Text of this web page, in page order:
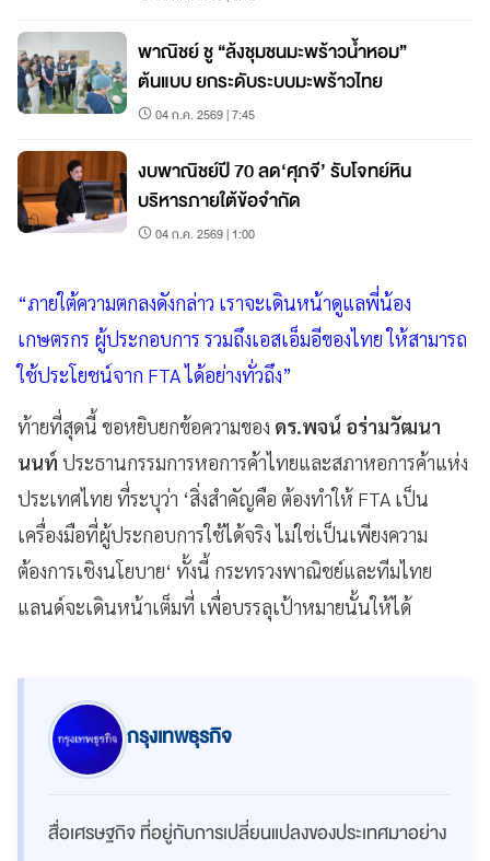
พาณิชย์ ชู “ล้งชุมชนมะพร้าวน้ำหอม”
ต้นแบบ ยกระดับระบบมะพร้าวไทย
04 ก.ค. 2569 | 7:45
งบพาณิชย์ปี 70 ลด‘ศุภจี’ รับโจทย์หิน
บริหารภายใต้ข้อจำกัด
04 ก.ค. 2569 | 1:00
“ภายใต้ความตกลงดังกล่าว เราจะเดินหน้าดูแลพี่น้อง
เกษตรกร ผู้ประกอบการ รวมถึงเอสเอ็มอีของไทย ให้สามารถ
ใช้ประโยชน์จาก FTA ได้อย่างทั่วถึง”
ท้ายที่สุดนี้ ขอหยิบยกข้อความของ ดร.พจน์ อร่ามวัฒนา
นนท์ ประธานกรรมการหอการค้าไทยและสภาหอการค้าแห่ง
ประเทศไทย ที่ระบุว่า ‘สิ่งสำคัญคือ ต้องทำให้ FTA เป็น
เครื่องมือที่ผู้ประกอบการใช้ได้จริง ไม่ใช่เป็นเพียงความ
ต้องการเชิงนโยบาย‘ ทั้งนี้ กระทรวงพาณิชย์และทีมไทย
แลนด์จะเดินหน้าเต็มที่ เพื่อบรรลุเป้าหมายนั้นให้ได้
กรุงเทพธุรกิจ
สื่อเศรษฐกิจ ที่อยู่กับการเปลี่ยนแปลงของประเทศมาอย่าง